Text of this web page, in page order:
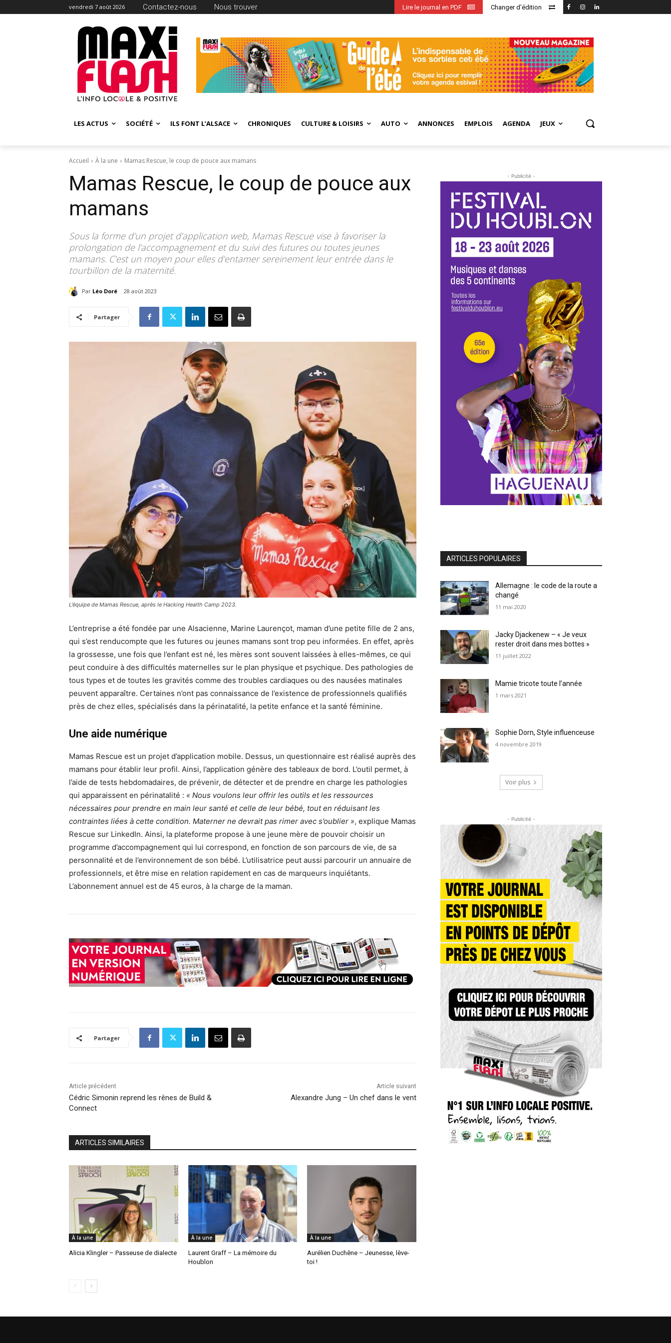
vendredi 7 août 2026 Contactez-nous Nous trouver Changer d'édition
Lire le journal en PDF
LES ACTUS SOCIÉTÉ ILS FONT L’ALSACE CHRONIQUES CULTURE & LOISIRS AUTO ANNONCES EMPLOIS AGENDA JEUX
Accueil À la une Mamas Rescue, le coup de pouce aux mamans
Mamas Rescue, le coup de pouce aux
mamans
Sous la forme d’un projet d’application web, Mamas Rescue vise à favoriser la
prolongation de l’accompagnement et du suivi des futures ou toutes jeunes
mamans. C’est un moyen pour elles d’entamer sereinement leur entrée dans le
tourbillon de la maternité.
Par Léo Doré 28 août 2023
Partager
L’équipe de Mamas Rescue, après le Hacking Health Camp 2023.
L’entreprise a été fondée par une Alsacienne, Marine Laurençot, maman d’une petite fille de 2 ans,
qui s’est renducompte que les futures ou jeunes mamans sont trop peu informées. En effet, après
la grossesse, une fois que l’enfant est né, les mères sont souvent laissées à elles-mêmes, ce qui
peut conduire à des difficultés maternelles sur le plan physique et psychique. Des pathologies de
tous types et de toutes les gravités comme des troubles cardiaques ou des nausées matinales
peuvent apparaître. Certaines n’ont pas connaissance de l’existence de professionnels qualifiés
près de chez elles, spécialisés dans la périnatalité, la petite enfance et la santé féminine.
Une aide numérique
Mamas Rescue est un projet d’application mobile. Dessus, un questionnaire est réalisé auprès des
mamans pour établir leur profil. Ainsi, l’application génère des tableaux de bord. L’outil permet, à
l’aide de tests hebdomadaires, de prévenir, de détecter et de prendre en charge les pathologies
qui apparaissent en périnatalité : « Nous voulons leur offrir les outils et les ressources
nécessaires pour prendre en main leur santé et celle de leur bébé, tout en réduisant les
contraintes liées à cette condition. Materner ne devrait pas rimer avec s’oublier », explique Mamas
Rescue sur LinkedIn. Ainsi, la plateforme propose à une jeune mère de pouvoir choisir un
programme d’accompagnement qui lui correspond, en fonction de son parcours de vie, de sa
personnalité et de l’environnement de son bébé. L’utilisatrice peut aussi parcourir un annuaire de
professionnels, et être mise en relation rapidement en cas de marqueurs inquiétants.
L’abonnement annuel est de 45 euros, à la charge de la maman.
Partager
Article précédent
Cédric Simonin reprend les rênes de Build &
Connect
Article suivant
Alexandre Jung – Un chef dans le vent
ARTICLES SIMILAIRES
À la une
Alicia Klingler – Passeuse de dialecte
À la une
Laurent Graff – La mémoire du
Houblon
À la une
Aurélien Duchêne – Jeunesse, lève-
toi !
- Publicité -
ARTICLES POPULAIRES
Allemagne : le code de la route a
changé
11 mai 2020
Jacky Djackenew – « Je veux
rester droit dans mes bottes »
11 juillet 2022
Mamie tricote toute l’année
1 mars 2021
Sophie Dorn, Style influenceuse
4 novembre 2019
Voir plus
- Publicité -